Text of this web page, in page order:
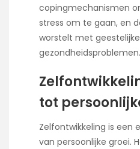
copingmechanismen
stress om te gaan, en
worstelt met geestelijke
gezondheidsproblemen.
tot
Zelfontwikkeling is een
van persoonlijke groei.